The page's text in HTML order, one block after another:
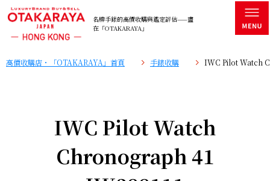
名牌手錶的高價收購與鑑定評估——盡
在「OTAKARAYA」
高價收購店・「OTAKARAYA」首頁 手錶收購 IWC Pilot Watch
IWC Pilot Watch
Chronograph 41